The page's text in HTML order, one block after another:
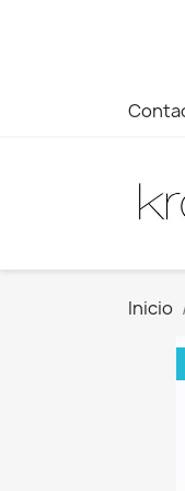
Inicio